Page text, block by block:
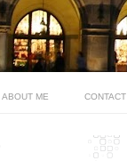
ABOUT ME CONTACT